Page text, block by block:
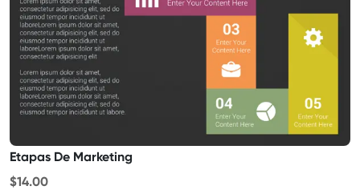
Etapas De Marketing
$14.00